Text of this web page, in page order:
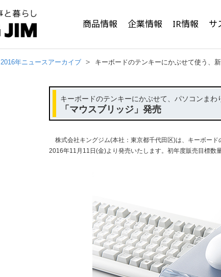
商品情報 企業情報 IR情報 サ
2016年ニュースアーカイブ キーボードのテンキーにかぶせて使う、
キーボードのテンキーにかぶせて、パソコンま
「マウスブリッジ」発売
株式会社キングジム(本社：東京都千代田区)は、キーボード
2016年11月11日(金)より発売いたします。初年度販売目標数